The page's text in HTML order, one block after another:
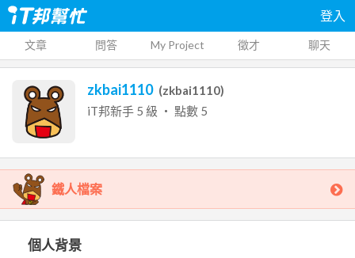
登入
文章 問答 My Project 徵才 聊天
zkbai1110 (zkbai1110)
iT邦新手 5 級 ‧ 點數 5
鐵人檔案
個人背景